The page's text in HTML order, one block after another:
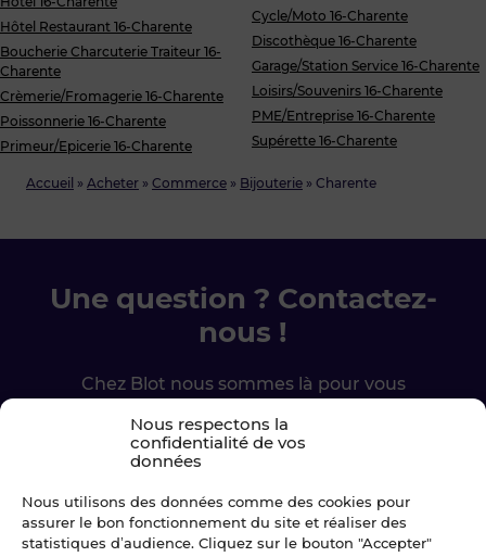
Nous respectons la
confidentialité de vos
données
Nous utilisons des données comme des cookies pour
assurer le bon fonctionnement du site et réaliser des
statistiques d’audience. Cliquez sur le bouton "Accepter"
Accueil » Acheter » Commerce » Bijouterie » Charente
Hôtel Restaurant 16-Charente
Boucherie Charcuterie Traiteur 16-
Charente
Crèmerie/Fromagerie 16-Charente
Poissonnerie 16-Charente
Primeur/Epicerie 16-Charente
Cycle/Moto 16-Charente
Discothèque 16-Charente
Garage/Station Service 16-Charente
Loisirs/Souvenirs 16-Charente
PME/Entreprise 16-Charente
Supérette 16-Charente
Une question ? Contactez-
nous !
Chez Blot nous sommes là pour vous
Ecrivez-nous
02 99 79 33 34